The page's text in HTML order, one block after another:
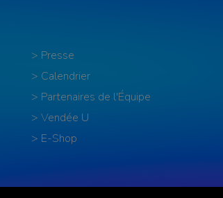
> Presse
> Calendrier
> Partenaires de l'Équipe
> Vendée U
> E-Shop